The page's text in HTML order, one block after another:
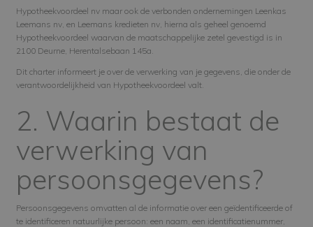
Hypotheekvoordeel nv maar ook de verbonden ondernemingen Leenkas
Leemans nv, en Leemans kredieten nv, hierna als geheel genoemd
Hypotheekvoordeel waarvan de maatschappelijke zetel gevestigd is in
2100 Deurne, Herentalsebaan 145a.
Dit charter informeert je over de verwerking van je gegevens, die onder de
verantwoordelijkheid van Hypotheekvoordeel valt.
2. Waarin bestaat de
verwerking van
persoonsgegevens?
Persoonsgegevens omvatten al de informatie over een geïdentificeerde of
te identificeren natuurlijke persoon: een naam, een identificatienummer,